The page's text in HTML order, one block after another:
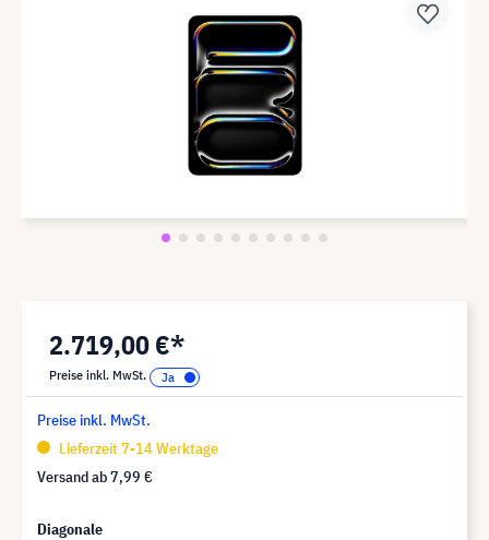
2.719,00 €*
Preise inkl. MwSt.
Preise inkl. MwSt.
Lieferzeit 7-14 Werktage
Versand ab7,99 €
Diagonale